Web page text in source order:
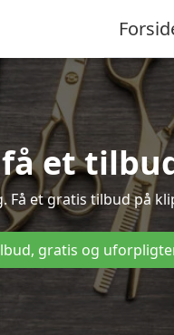
et
et gratis tilbud på
gratis og